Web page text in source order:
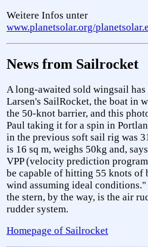
Weitere Infos unter
www.planetsolar.org/
News from Sailrocket
A long-awaited sold wingsail
Larsen's SailRocket, the boat in
the 50-knot barrier, and this
Paul taking it for a spin in
in the previous soft sail rig was
is 16 sq m, weighs 50kg and,
VPP (velocity prediction
be capable of hitting 55 knots of
wind assuming ideal conditions."
the stern, by the way, is the air
rudder system.
Homepage of Sailrocket